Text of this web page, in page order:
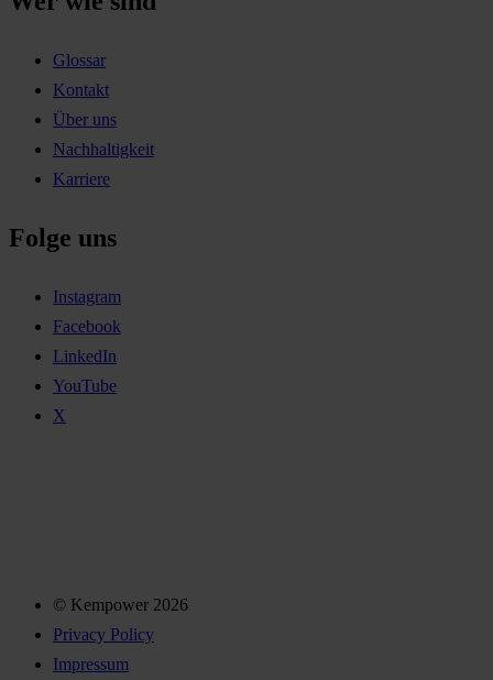
Glossar
Kontakt
Über uns
Nachhaltigkeit
Karriere
Folge uns
Instagram
Facebook
LinkedIn
YouTube
X
© Kempower 2026
Privacy Policy
Impressum